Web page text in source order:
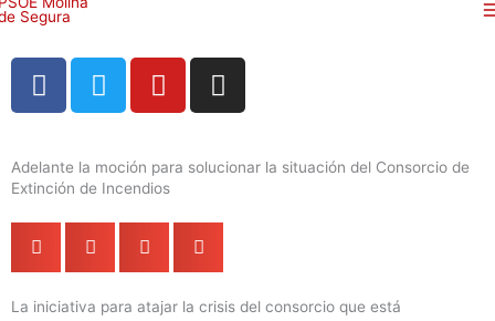
Ir
contenido
F
a
e
b
o
k
T
w
t
Y
o
u
I
n
a
a
Adelante la moción para solucionar la situación del Consorcio de
Extinción de Incendios
La iniciativa para atajar la crisis del consorcio que está